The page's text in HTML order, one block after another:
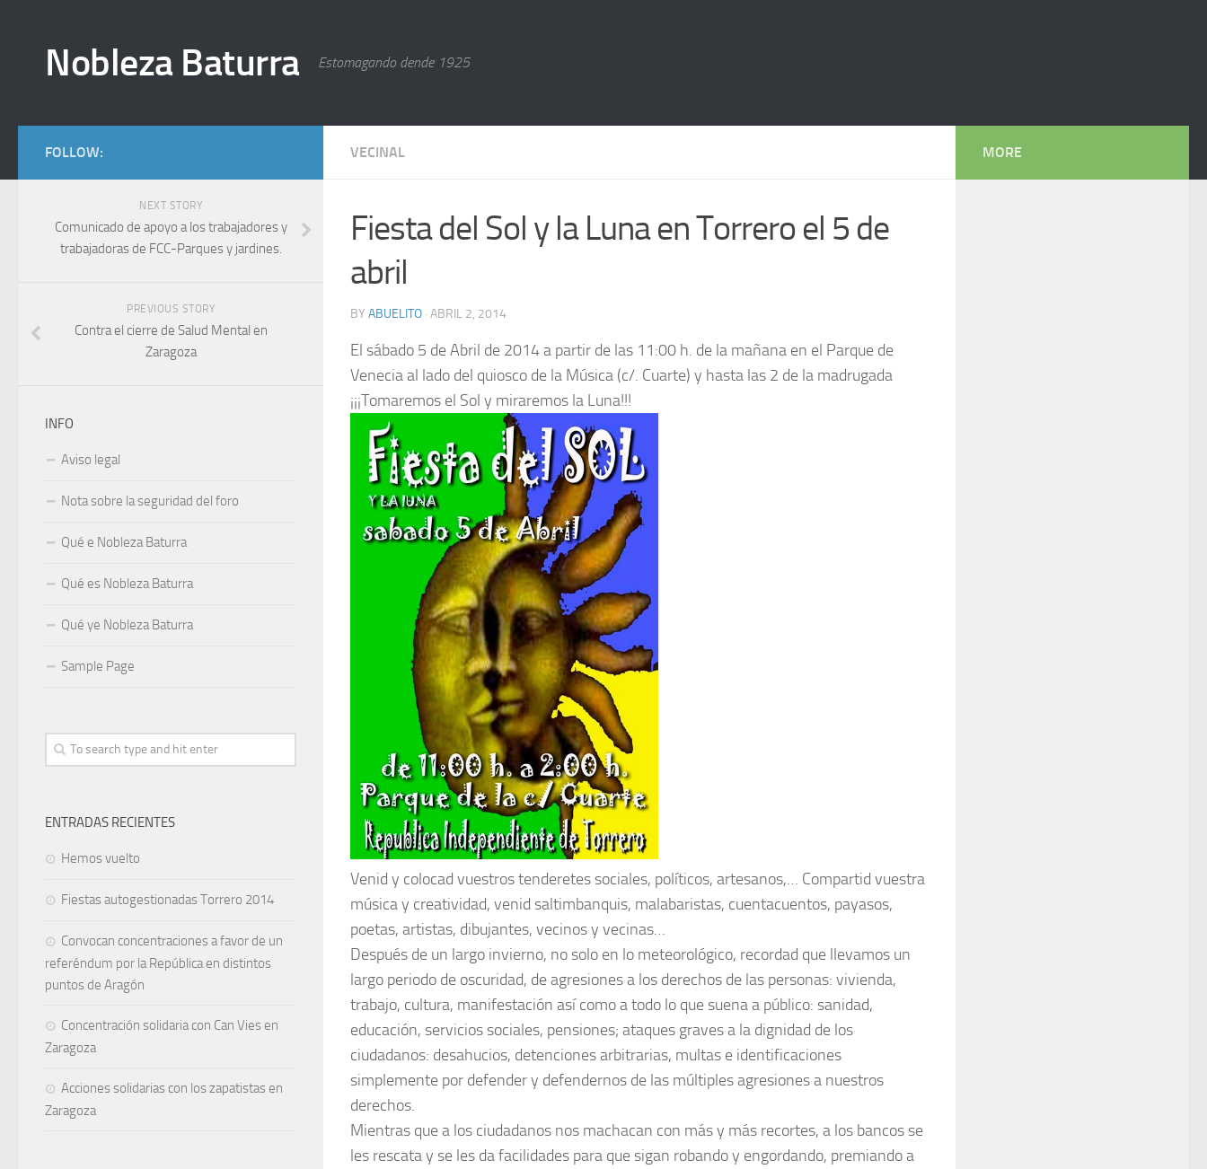
Nobleza Baturra Estomagando dende 1925
VECINAL
Fiesta del Sol y la Luna en Torrero el 5 de
abril
BY ABUELITO · ABRIL 2, 2014
El sábado 5 de Abril de 2014 a partir de las 11:00 h. de la mañana en el Parque de
Venecia al lado del quiosco de la Música (c/. Cuarte) y hasta las 2 de la madrugada
¡¡¡Tomaremos el Sol y miraremos la Luna!!!
Venid y colocad vuestros tenderetes sociales, políticos, artesanos,… Compartid vuestra
música y creatividad, venid saltimbanquis, malabaristas, cuentacuentos, payasos,
poetas, artistas, dibujantes, vecinos y vecinas…
Después de un largo invierno, no solo en lo meteorológico, recordad que llevamos un
largo periodo de oscuridad, de agresiones a los derechos de las personas: vivienda,
trabajo, cultura, manifestación así como a todo lo que suena a público: sanidad,
educación, servicios sociales, pensiones; ataques graves a la dignidad de los
ciudadanos: desahucios, detenciones arbitrarias, multas e identificaciones
simplemente por defender y defendernos de las múltiples agresiones a nuestros
derechos.
Mientras quea los ciudadanos nos machacan con más y más recortes, a los bancos se
les rescata y se les da facilidades para que sigan robando y engordando, premiando a
FOLLOW:
NEXT STORY
Comunicado de apoyo a los trabajadores y
trabajadoras de FCC-Parques y jardines.
PREVIOUS STORY
Contra el cierre de Salud Mental en
Zaragoza
INFO
Aviso legal
Nota sobre la seguridad del foro
Qué e Nobleza Baturra
Qué es Nobleza Baturra
Qué ye Nobleza Baturra
Sample Page
ENTRADAS RECIENTES
Hemos vuelto
Fiestas autogestionadas Torrero 2014
Convocan concentraciones a favor de un
referéndum por la República en distintos
puntos de Aragón
Concentración solidaria con Can Vies en
Zaragoza
Acciones solidarias con los zapatistas en
Zaragoza
MORE